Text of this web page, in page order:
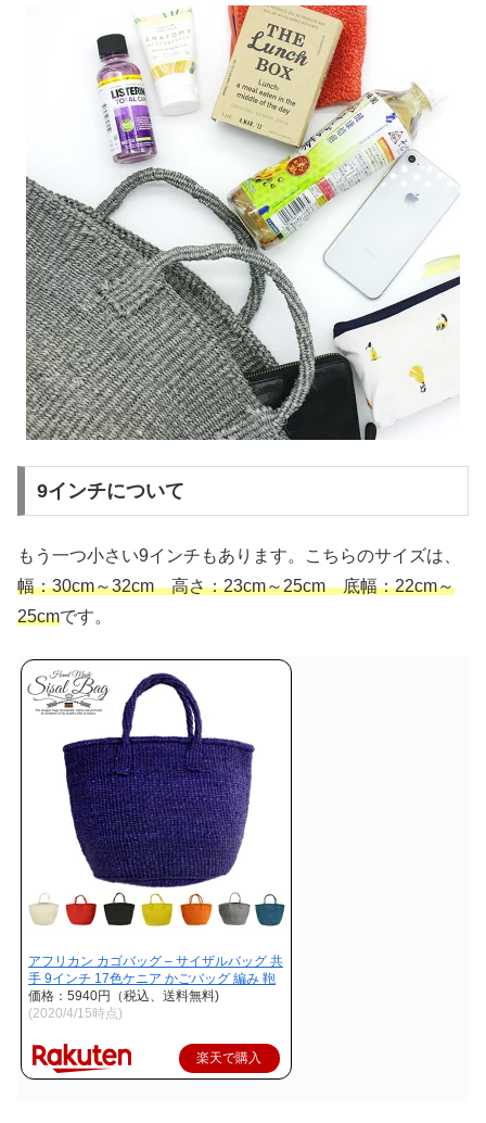
9インチについて
もう一つ小さい9インチもあります。こちらのサイズは、
幅：30cm～32cm 高さ：23cm～25cm 底幅：22cm～
25cmです。
アフリカン カゴバッグ – サイザルバッグ 共
手 9インチ 17色ケニア かごバッグ 編み 鞄
価格：5940円（税込、送料無料)
(2020/4/15時点)
楽天で購入